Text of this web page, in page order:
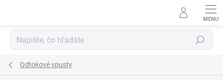
Hľadať
Odtokové vpusty